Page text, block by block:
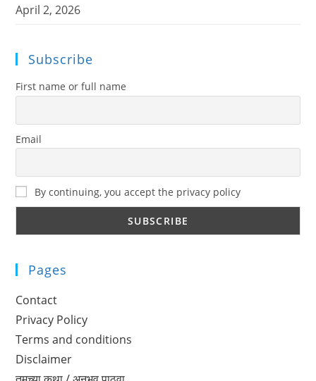
April 2, 2026
Subscribe
First name or full name
Email
By continuing, you accept the privacy policy
Pages
Contact
Privacy Policy
Terms and conditions
Disclaimer